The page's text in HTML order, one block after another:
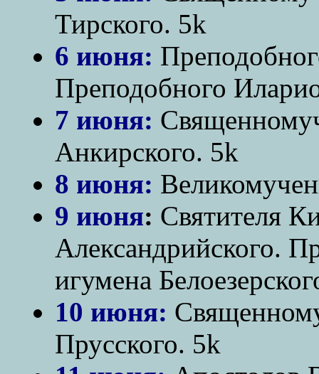
Тирского. 5k
6 июня:
Преподобного
7 июня:
Анкирского. 5k
8 июня:
9 июня: Святителя
Александрийского.
игумена
10 июня:
Прусского. 5k